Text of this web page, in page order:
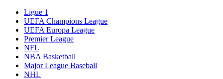
Ligue 1
UEFA Champions League
UEFA Europa League
Premier League
NFL
NBA Basketball
Major League Baseball
NHL